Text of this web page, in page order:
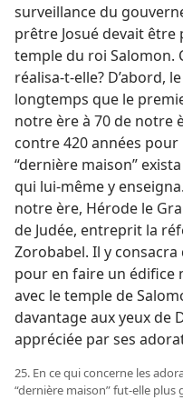
surveillance du
prêtre Josué devait
temple du roi Salomon.
réalisa-​t-​elle? D’abord,
longtemps que le
notre ère à 70 de notre
contre 420 années pour
“dernière maison”
qui lui-​même y
notre ère, Hérode le
de Judée, entreprit la
Zorobabel. Il y
pour en faire un édifice
avec le temple de
davantage aux yeux de
appréciée par ses
25. En ce qui concerne les
“dernière maison” fut-​elle plus